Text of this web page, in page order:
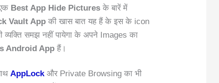
Best App Hide Pictures के बारें में
Vault App की खास बात यह हैं के इस के icon
समझ नहीं पायेगा के अपने Images का
Android App हैं।
AppLockऔर Private Browsing का भी